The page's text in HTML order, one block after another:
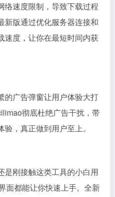
络速度限制，导致下载过程
新版通过优化服务器连接和
速度，让你在最短时间内获
的广告弹窗让用户体验大打
彻底杜绝广告干扰，带
，真正做到用户至上。
是刚接触这类工具的小白用
面都能让你快速上手。全新